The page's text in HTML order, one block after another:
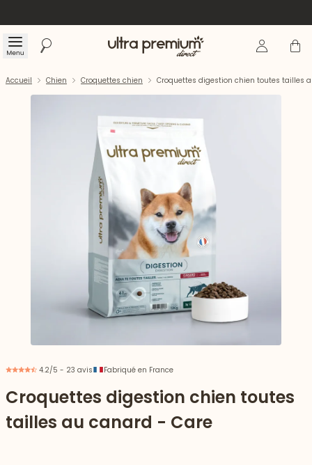
Menu Rechercher Accueil Se Panier
Accueil Chien Croquettes chien Croquettes digestion chien toutes tailles
4.2/5 - 23 avis Fabriqué en France
Croquettes digestion chien toutes
tailles au canard - Care